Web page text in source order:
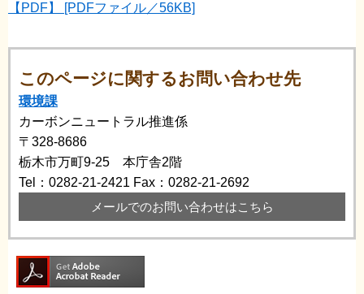
【PDF】 [PDFファイル／56KB]
このページに関するお問い合わせ先
環境課
カーボンニュートラル推進係
〒328-8686
栃木市万町9-25 本庁舎2階
Tel：0282-21-2421 Fax：0282-21-2692
メールでのお問い合わせはこちら